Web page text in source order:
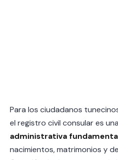
Para los ciudadanos
el registro civil consular es una
administrativa
nacimientos, matrimonios y